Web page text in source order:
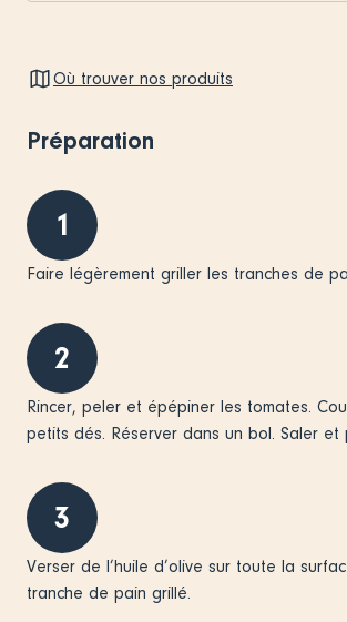
Où trouver nos produits
Préparation
1
​​​​​​Faire légèrement griller les tranches de
2
​​​​​​Rincer, peler et épépiner les tomates.
petits dés. Réserver dans un bol. Saler et
3
​​​​​​Verser de l’huile d’olive sur toute la
tranche de pain grillé.